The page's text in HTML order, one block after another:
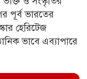
পূর্ব ভারতের
হেরিটেজ
ভাবে এব্যাপারে